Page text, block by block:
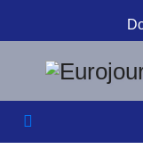
Inhalt
springen